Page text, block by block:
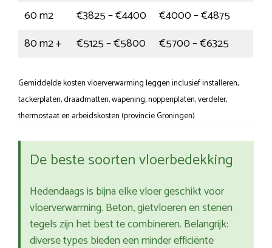
60 m2
€3825 – €4400
€4000 – €4875
80 m2 +
€5125 – €5800 €5700 – €6325
Gemiddelde kosten vloerverwarming leggen inclusief installeren,
tackerplaten, draadmatten, wapening, noppenplaten, verdeler,
thermostaat en arbeidskosten (provincie Groningen).
De beste soorten vloerbedekking
Hedendaags is bijna elke vloer geschikt voor
vloerverwarming. Beton, gietvloeren en stenen
tegels zijn het best te combineren. Belangrijk:
diverse types bieden een minder efficiënte